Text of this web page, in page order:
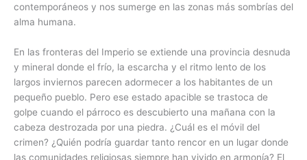
contemporáneos y nos sumerge en las zonas más sombrías del
alma humana.
En las fronteras del Imperio se extiende una provincia desnuda
y mineral donde el frío, la escarcha y el ritmo lento de los
largos inviernos parecen adormecer a los habitantes de un
pequeño pueblo. Pero ese estado apacible se trastoca de
golpe cuando el párroco es descubierto una mañana con la
cabeza destrozada por una piedra. ¿Cuál es el móvil del
crimen? ¿Quién podría guardar tanto rencor en un lugar donde
las comunidades religiosas siempre han vivido en armonía? El